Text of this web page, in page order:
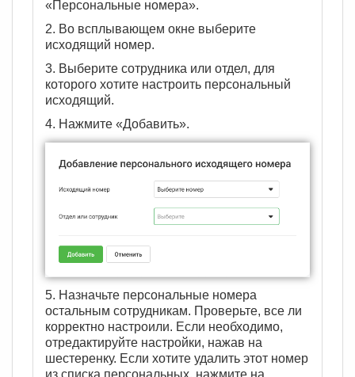
«Персональные номера».
2. Во всплывающем окне выберите
исходящий номер.
3. Выберите сотрудника или отдел, для
которого хотите настроить персональный
исходящий.
4. Нажмите «Добавить».
5. Назначьте персональные номера
остальным сотрудникам. Проверьте, все ли
корректно настроили. Если необходимо,
отредактируйте настройки, нажав на
шестеренку. Если хотите удалить этот номер
из списка персональных, нажмите на